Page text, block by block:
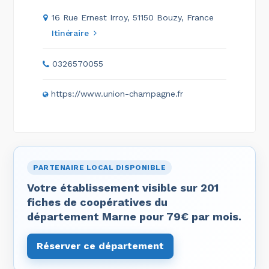
16 Rue Ernest Irroy, 51150 Bouzy, France
Itinéraire
0326570055
https://www.union-champagne.fr
PARTENAIRE LOCAL DISPONIBLE
Votre établissement visible sur 201
fiches de coopératives du
département Marne pour 79€ par mois.
Réserver ce département